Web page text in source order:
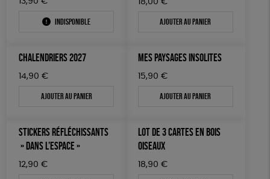
Indisponible
18,00 €
Ajouter au panier
CHALENDRIERS 2027
14,90 €
Ajouter au panier
MES PAYSAGES INSOLITES
15,90 €
Ajouter au panier
STICKERS RÉFLÉCHISSANTS
» DANS L’ESPACE »
12,90 €
LOT DE 3 CARTES EN BOIS
OISEAUX
18,90 €